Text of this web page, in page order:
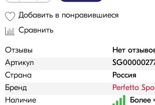
Добавить в понравившиеся
Сравнить
Отзывы
Нет
Артикул
Страна
Россия
Бренд
Perfetto
Наличие